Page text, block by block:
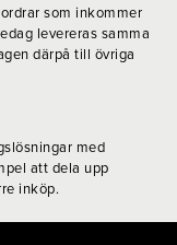
som inkommer
levereras samma
därpå till övriga
med
att dela upp
inköp.